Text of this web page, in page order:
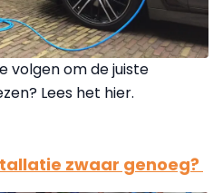
volgen om de juiste
Lees het hier.
zwaar genoeg?